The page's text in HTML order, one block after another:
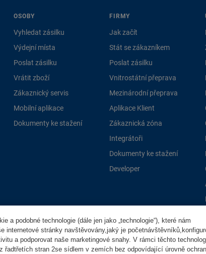
OSOBY
Vyhledat zásilku
Výdejní místa
Poslat zásilku
Vrátit zboží
Zákaznický servis
Mobilní aplikace
Dokumenty ke stažení
FIRMY
Jak začít
Stát se zákazníkem
Poslat zásilku
Vnitrostátní přeprava
Mezinárodní přeprava
Aplikace Klient
Zákaznická zóna
Integrátoři
Dokumenty ke stažení
Developer
a podobné technologie (dále jen jako „technologie“), které nám
internetové stránky navštěvovány,jaký je
a podporovat naše marketingové snahy. V rámci těchto
řadtřetích stran 2se sídlem v zemích bez odpovídající úrovně